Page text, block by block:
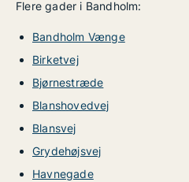
Flere gader i Bandholm:
Bandholm Vænge
Birketvej
Bjørnestræde
Blanshovedvej
Blansvej
Grydehøjsvej
Havnegade